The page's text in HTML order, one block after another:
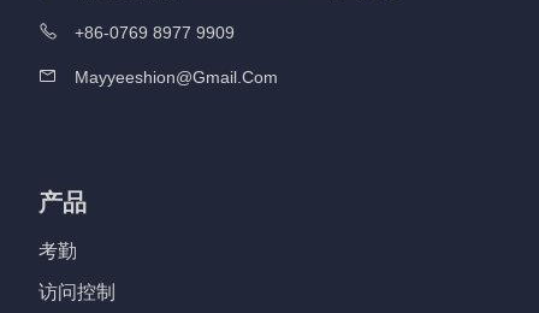
+86-0769 8977 9909
Mayyeeshion@gmail.com
产品
考勤
访问控制